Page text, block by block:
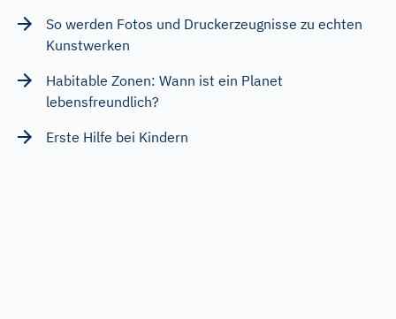
So werden Fotos und Druckerzeugnisse zu echten
Kunstwerken
Habitable Zonen: Wann ist ein Planet
lebensfreundlich?
Erste Hilfe bei Kindern